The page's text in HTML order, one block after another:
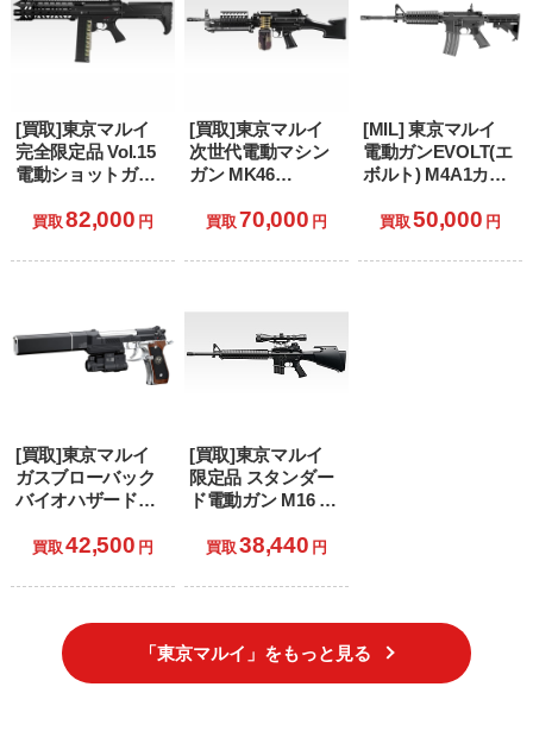
[買取]東京マルイ
完全限定品 Vol.15
電動ショットガン
〈アルバート.W.モ
上専用)
買取 82,000 円
[買取]東京マルイ
次世代電動マシン
ガン MK46
ッド0) (18歳以上専
買取 70,000 円
[MIL] 東京マルイ
電動ガンEVOLT(エ
ボルト) M4A1カー
上専用)
買取 50,000 円
[買取]東京マルイ
ガスブローバック
バイオハザード限
イエッジ アルバー
歳以上専用)
買取 42,500 円
[買取]東京マルイ
限定品 スタンダー
ド電動ガン M16 ゴ
歳以上専用)
買取 38,440 円
「東京マルイ」をもっと見る